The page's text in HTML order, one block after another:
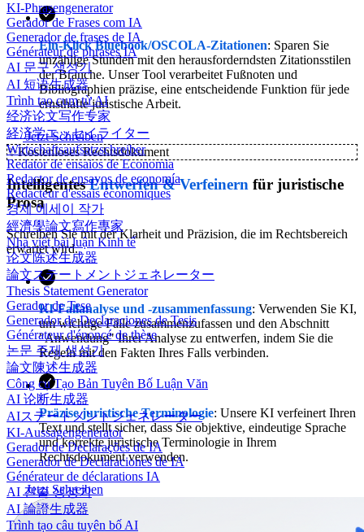
KI-Phrasengenerator
Gerador de Frases com IA
Generador de frases de IA
Générateur de phrases IA
AI 문구 생성기
AI 短语生成器
Trình tạo cụm từ AI
经济论文写作专家
経済学エッセイライター
Wirtschaftsaufsatzschreiber
Redator de ensaios de Economia
Redactor de ensayos de economía
Rédacteur d'essais économiques
경제 에세이 작가
經濟學論文寫作專家
Nhà viết bài luận Kinh tế
论文陈述生成器
論文ステートメントジェネレーター
Thesis Statement Generator
Gerador de Tese
Generador de Declaraciones de Tesis
Générateur d'énoncé de thèse
논문 주제 생성기
論文陳述生成器
Công cụ Tạo Bản Tuyên Bố Luận Văn
AI 论断生成器
AIステートメントジェネレーター
KI-Aussagengenerator
Gerador de Declarações de IA
Generador de Declaraciones de IA
Générateur de déclarations IA
AI 진술 생성기
AI 論證生成器
Trình tạo câu tuyên bố AI
Ein-Klick Bluebook/OSCOLA-Zitationen: Sparen Sie
unzählige Stunden mit den herausforderndsten Zitationsstilen
der Branche. Unser Tool verarbeitet Fußnoten und
Bibliographien präzise, eine entscheidende Funktion für jede
ernsthafte juristische Arbeit.
Jetzt Schreiben
✨Kostenloses Rechtsdokument
IntelligentesEntwerfen & Verfeinern für juristische
Prosa
Schreiben Sie mit der Klarheit und Präzision, die im Rechtsbereich
erwartet wird.
KI-Fallanalyse und -zusammenfassung: Verwenden Sie KI,
um wichtige Fälle zusammenzufassen und den Abschnitt
"Anwendung" Ihrer Analyse zu entwerfen, indem Sie die
Regeln mit den Fakten Ihres Falls verbinden.
Präzise juristische Terminologie: Unsere KI verfeinert Ihren
Text und stellt sicher, dass Sie objektive, eindeutige Sprache
und korrekte juristische Terminologie in Ihrem
Rechtsdokument verwenden.
Jetzt Schreiben